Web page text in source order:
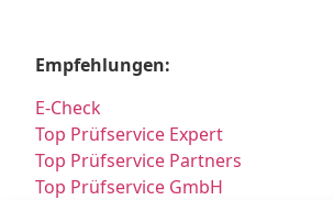
Empfehlungen:
E-Check
Top Prüfservice Expert
Top Prüfservice Partners
Top Prüfservice GmbH